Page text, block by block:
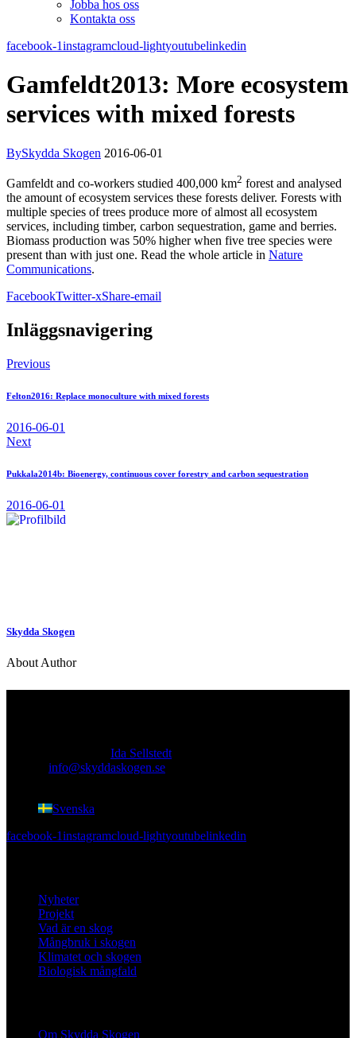
Jobba hos oss
Kontakta oss
facebook-1instagramcloud-lightyoutubelinkedin
Gamfeldt2013: More ecosystem
services with mixed forests
BySkydda Skogen 2016-06-01
Gamfeldt and co-workers studied 400,000 km2 forest and analysed
the amount of ecosystem services these forests deliver. Forests with
multiple species of trees produce more of almost all ecosystem
services, including timber, carbon sequestration, game and berries.
Biomass production was 50% higher when five tree species were
present than with just one. Read the whole article in Nature
Communications.
FacebookTwitter-xShare-email
Inläggsnavigering
Previous
Felton2016: Replace monoculture with mixed forests
2016-06-01
Next
Pukkala2014b: Bioenergy, continuous cover forestry and carbon sequestration
2016-06-01
Skydda Skogen
About Author
Ida Sellstedt
info@skyddaskogen.se
Svenska
facebook-1instagramcloud-lightyoutubelinkedin
Nyheter
Projekt
Vad är en skog
Mångbruk i skogen
Klimatet och skogen
Biologisk mångfald
Om Skydda Skogen